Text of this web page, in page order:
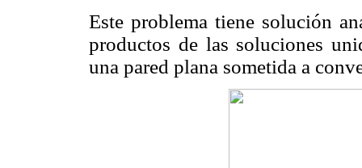
Este problema tiene solución
productos de las soluciones
una pared plana sometida a